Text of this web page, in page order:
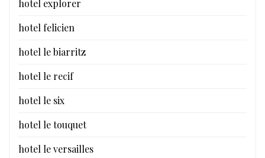
hotel explorer
hotel felicien
hotel le biarritz
hotel le recif
hotel le six
hotel le touquet
hotel le versailles